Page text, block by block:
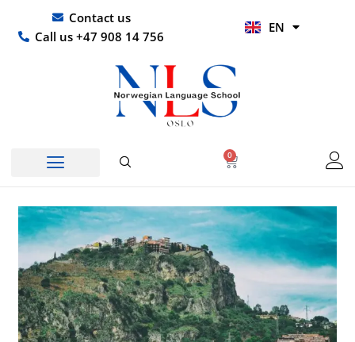
content
Contact us
Call us +47 908 14 756
EN
HI
0
Basket